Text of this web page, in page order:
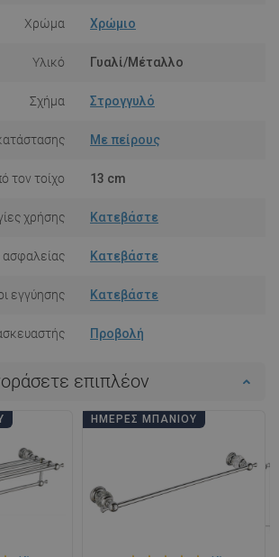
Χρώμα Χρώμιο
Υλικό Γυαλί/Μέταλλο
Σχήμα Στρογγυλό
Με πείρους
τον τοίχο 13 cm
χρήσης Κατεβάστε
Κατεβάστε
εγγύησης Κατεβάστε
Προβολή
επιπλέον
ΗΜΈΡΕΣ ΜΠΆΝΙΟΥ